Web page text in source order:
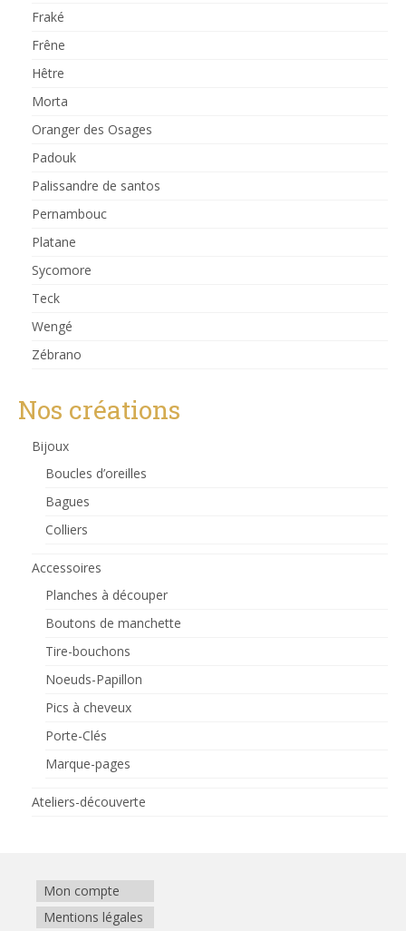
Fraké
Frêne
Hêtre
Morta
Oranger des Osages
Padouk
Palissandre de santos
Pernambouc
Platane
Sycomore
Teck
Wengé
Zébrano
Nos créations
Bijoux
Boucles d’oreilles
Bagues
Colliers
Accessoires
Planches à découper
Boutons de manchette
Tire-bouchons
Noeuds-Papillon
Pics à cheveux
Porte-Clés
Marque-pages
Ateliers-découverte
Mon compte
Mentions légales